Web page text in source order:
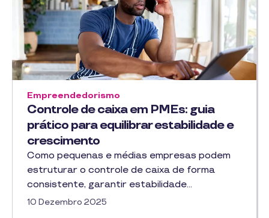
Controle de caixa em PMEs: guia
prático para equilibrar estabilidade e
crescimento
Empreendedorismo
Como pequenas e médias empresas podem
estruturar o controle de caixa de forma
consistente, garantir estabilidade…
10 Dezembro 2025